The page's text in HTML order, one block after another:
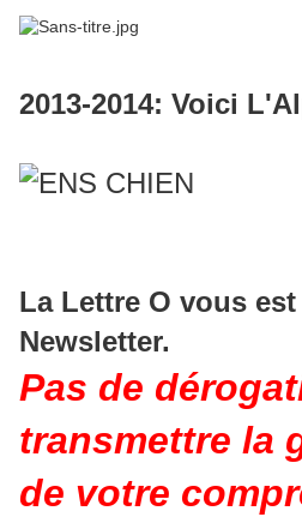
2013-2014: Voici
La Lettre O vous
Newsletter.
Pas de
transmettre la
de votre